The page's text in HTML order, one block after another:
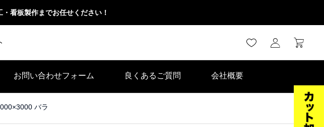
看板製作までお任せください！
お問い合わせフォーム 良くあるご質問 会社概要
バラ